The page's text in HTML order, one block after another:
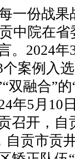
份战果
中院在
。2024年
案例入
双融合”
年5月10
召开，自
自贡市贡